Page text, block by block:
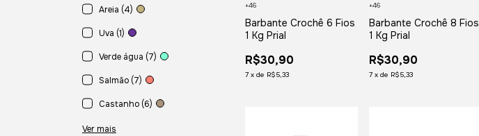
Areia (4)
Uva (1)
Verde água (7)
Salmão (7)
Castanho (6)
Ver mais
Barbante Crochê 6 Fios
1 Kg Prial
R$30,90
7 xde R$5,33
+46
Barbante Crochê 8 Fios
1 Kg Prial
R$30,90
7 xde R$5,33
+46